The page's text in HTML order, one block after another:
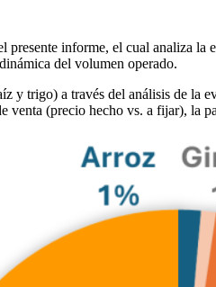
informe, el cual analiza
del volumen operado.
y trigo) a través del análisis de
venta (precio hecho vs. a fijar),